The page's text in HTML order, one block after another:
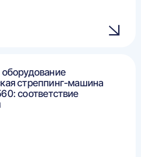
стреппинг-машина
соответствие